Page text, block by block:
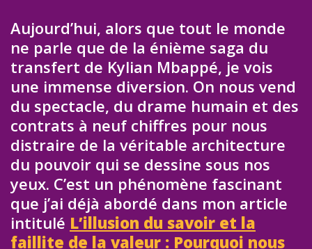
Aujourd’hui, alors que tout le monde
ne parle que de la énième saga du
transfert de Kylian Mbappé, je vois
une immense diversion. On nous vend
du spectacle, du drame humain et des
contrats à neuf chiffres pour nous
distraire de la véritable architecture
du pouvoir qui se dessine sous nos
yeux. C’est un phénomène fascinant
que j’ai déjà abordé dans mon article
intitulé L’illusion du savoir et la
faillite de la valeur : Pourquoi nous